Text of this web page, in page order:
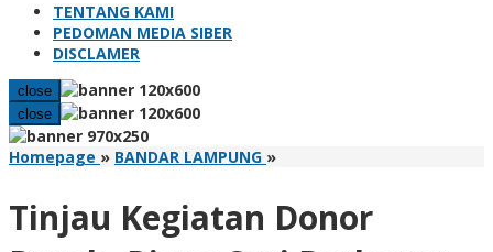
TENTANG KAMI
PEDOMAN MEDIA SIBER
DISCLAMER
close
close
Homepage » BANDAR LAMPUNG »Tinjau
Darah,
Tinjau Kegiatan Donor